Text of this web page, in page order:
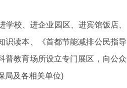
校、进企业园区、进宾馆饭店、
识读本、《首都节能减排公民指导
普教育场所设立专门展区，向公众
局及各相关单位)